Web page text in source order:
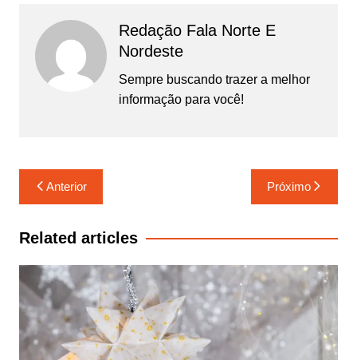
Redação Fala Norte E
Nordeste
Sempre buscando trazer a melhor
informação para você!
Navegação
de
Post
Anterior Próximo
Related articles